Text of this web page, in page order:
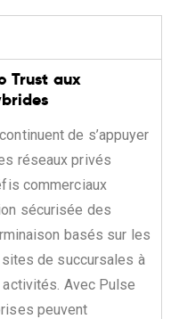
Trust aux
de s’appuyer
réseaux privés
commerciaux
sécurisée des
basés sur les
de succursales à
Avec Pulse
peuvent